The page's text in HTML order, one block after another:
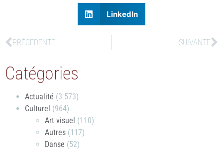
LinkedIn
PRÉCÉDENTE SUIVANTE
Catégories
Actualité (3 573)
Culturel (964)
Art visuel (110)
Autres (117)
Danse (52)